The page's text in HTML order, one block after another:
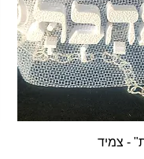
מהירה
- צמיד